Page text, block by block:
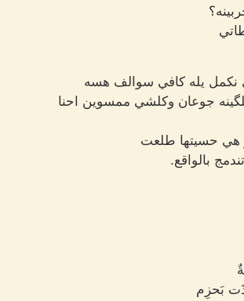
نكمل يله كافي سوالف هسه
جوعان وكلشي ممسوين احنا
و هي حسيتها طلعت
بالواقع.
بَحزِم